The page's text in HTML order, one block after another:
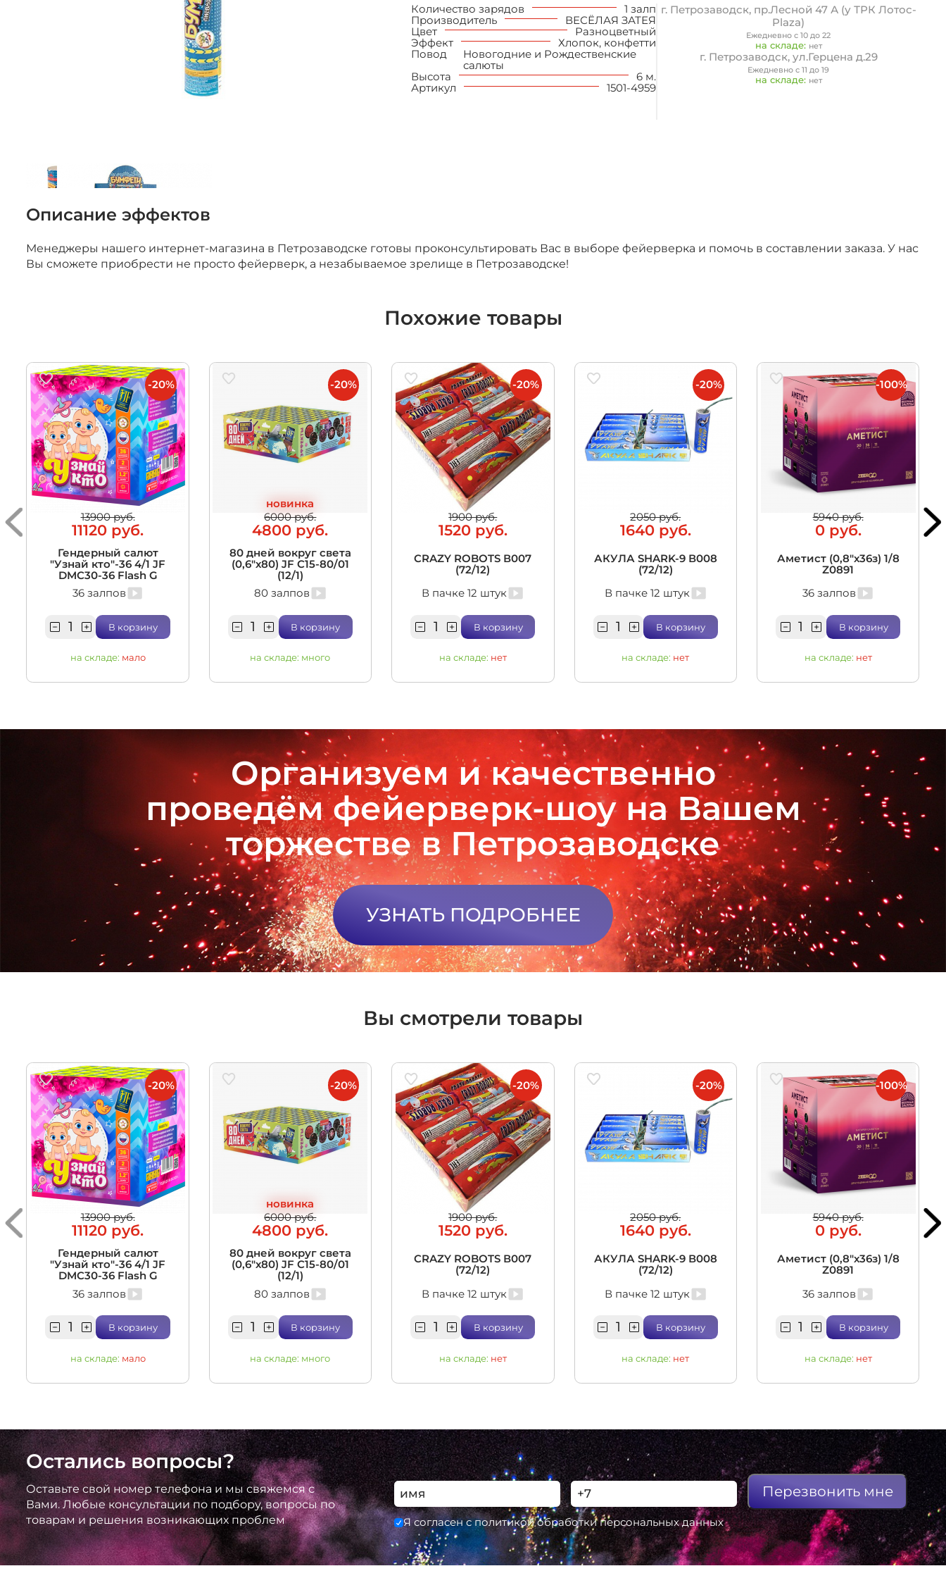
Количество зарядов
1 залп
Производитель
ВЕСЁЛАЯ ЗАТЕЯ
Цвет
Разноцветный
Эффект
Хлопок, конфетти
Повод
Новогодние и Рождественские
салюты
Высота
6 м.
Артикул
1501-4959
г. Петрозаводск, пр.Лесной 47 А (у ТРК Лотос-
Plaza)
Ежедневно с 10 до 22
на складе: нет
г. Петрозаводск, ул.Герцена д.29
Ежедневно с 11 до 19
на складе: нет
Описание эффектов
Менеджеры нашего интернет-магазина в Петрозаводске готовы проконсультировать Вас в выборе фейерверка и помочь в составлении заказа. У нас
Вы сможете приобрести не просто фейерверк, а незабываемое зрелище в Петрозаводске!
Похожие товары
13900 руб.
11120 руб.
Гендерный салют
"Узнай кто"-36 4/1 JF
DMC30-36 Flash G
36 залпов
В корзину
на складе: мало
-20%
новинка
6000 руб.
4800 руб.
80 дней вокруг света
(0,6"х80) JF C15-80/01
(12/1)
80 залпов
В корзину
на складе: много
-20%
1900 руб.
1520 руб.
CRAZY ROBOTS В007
(72/12)
В пачке 12 штук
В корзину
на складе: нет
-20%
2050 руб.
1640 руб.
АКУЛА SHARK-9 В008
(72/12)
В пачке 12 штук
В корзину
на складе: нет
-20%
5940 руб.
0 руб.
Аметист (0,8"х36з) 1/8
Z0891
36 залпов
В корзину
на складе: нет
-100%
Организуем и качественно
проведём фейерверк-шоу на Вашем
торжестве в Петрозаводске
УЗНАТЬ ПОДРОБНЕЕ
Вы смотрели товары
13900 руб.
11120 руб.
Гендерный салют
"Узнай кто"-36 4/1 JF
DMC30-36 Flash G
36 залпов
В корзину
на складе: мало
-20%
новинка
6000 руб.
4800 руб.
80 дней вокруг света
(0,6"х80) JF C15-80/01
(12/1)
80 залпов
В корзину
на складе: много
-20%
1900 руб.
1520 руб.
CRAZY ROBOTS В007
(72/12)
В пачке 12 штук
В корзину
на складе: нет
-20%
2050 руб.
1640 руб.
АКУЛА SHARK-9 В008
(72/12)
В пачке 12 штук
В корзину
на складе: нет
-20%
5940 руб.
0 руб.
Аметист (0,8"х36з) 1/8
Z0891
36 залпов
В корзину
на складе: нет
-100%
Остались вопросы?
Оставьте свой номер телефона и мы свяжемся с
Вами. Любые консультации по подбору, вопросы по
товарам и решения возникающих проблем
Перезвонить мне
Я согласен с политикой обработки персональных данных